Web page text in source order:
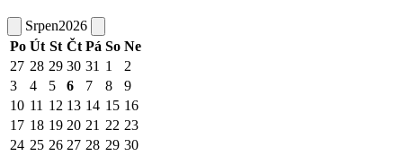
Srpen2026
Po Út St Čt Pá So Ne
27 28 29 30 31 1
2
3
4 5 6 7 8
9
10 11 12 13 14 15 16
17 18 19 20 21 22 23
24 25 26 27 28 29 30